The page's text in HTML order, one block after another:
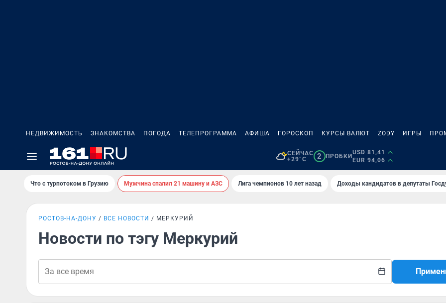
НЕДВИЖИМОСТЬ ЗНАКОМСТВА ПОГОДА ТЕЛЕПРОГРАММА АФИША ГОРОСКОП КУРСЫ ВАЛЮТ ZODY ИГРЫ
СЕЙЧАС
+29°C
2 ПРОБКИ
USD 81,41
EUR 94,06
Что с турпотоком в Грузию Мужчина спалил 21 машину и АЗС Лига чемпионов 10 лет назад Доходы кандидатов в депутаты
РОСТОВ-НА-ДОНУ ВСЕ НОВОСТИ МЕРКУРИЙ
Новости по тэгу Меркурий